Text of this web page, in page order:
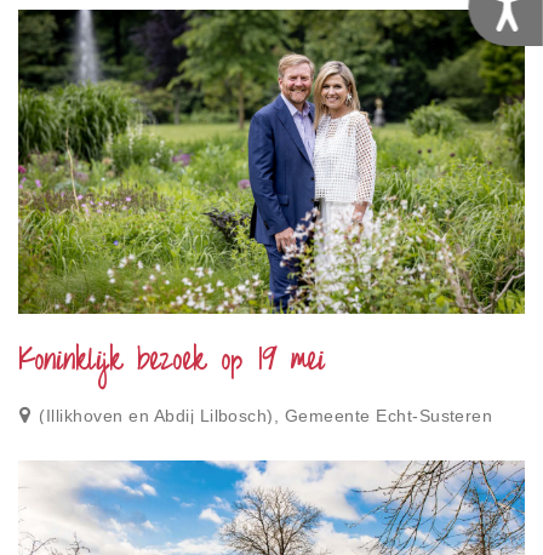
Koninklijk bezoek op 19 mei
(Illikhoven en Abdij Lilbosch), Gemeente Echt-Susteren